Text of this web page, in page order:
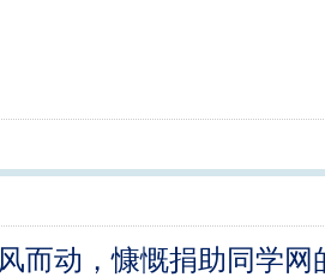
而动，慷慨捐助同学网